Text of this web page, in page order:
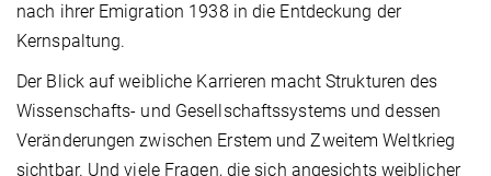
nach ihrer Emigration 1938 in die Entdeckung der
Kernspaltung.
Der Blick auf weibliche Karrieren macht Strukturen des
Wissenschafts- und Gesellschaftssystems und dessen
Veränderungen zwischen Erstem und Zweitem Weltkrieg
sichtbar. Und viele Fragen, die sich angesichts weiblicher